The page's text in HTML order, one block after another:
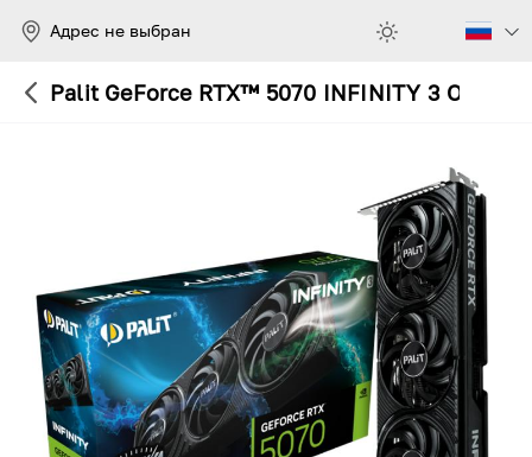
Адрес не выбран
Palit GeForce RTX™ 5070 INFINITY 3 OC 12G